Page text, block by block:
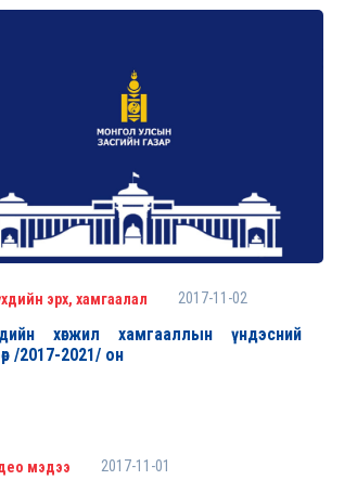
эрх, хамгаалал 2017-11-02
хөгжил хамгааллын үндэсний
/2017-2021/ он
мэдээ 2017-11-01